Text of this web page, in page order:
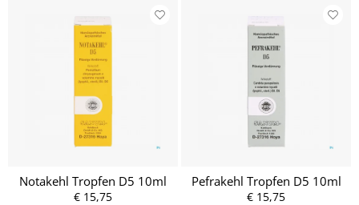
Notakehl Tropfen D5 10ml
€ 15,75
Pefrakehl Tropfen D5 10ml
€ 15,75